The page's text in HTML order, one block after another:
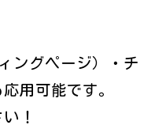
ングページ）・チ
用可能です。
！